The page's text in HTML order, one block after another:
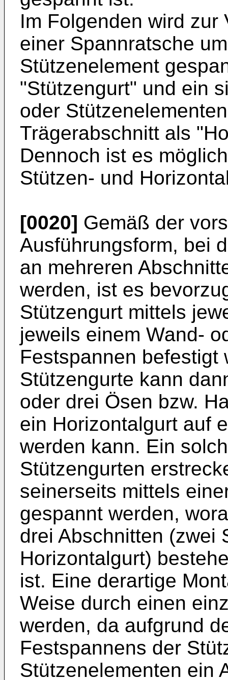
Im Folgenden wird zur
einer Spannratsche
Stützenelement
"Stützengurt" und ein
oder
Trägerabschnitt als
Dennoch ist es
Stützen- und
[0020] Gemäß der
Ausführungsform, bei
an mehreren
werden, ist es
Stützengurt mittels
jeweils einem Wand-
Festspannen befestigt
Stützengurte kann
oder drei Ösen bzw.
ein Horizontalgurt auf
werden kann. Ein
Stützengurten
seinerseits mittels
gespannt werden,
drei Abschnitten (zwei
Horizontalgurt)
ist. Eine derartige
Weise durch einen
werden, da aufgrund
Festspannens der
Stützenelementen ein